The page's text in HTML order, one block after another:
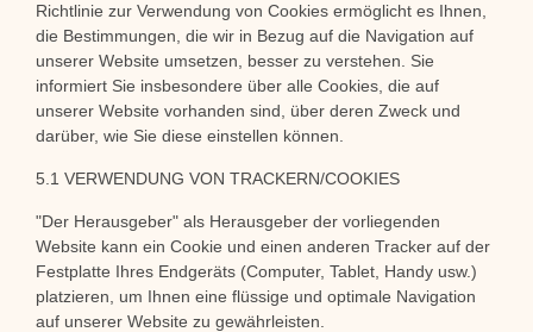
Richtlinie zur Verwendung von Cookies ermöglicht es Ihnen,
die Bestimmungen, die wir in Bezug auf die Navigation auf
unserer Website umsetzen, besser zu verstehen. Sie
informiert Sie insbesondere über alle Cookies, die auf
unserer Website vorhanden sind, über deren Zweck und
darüber, wie Sie diese einstellen können.
5.1 VERWENDUNG VON TRACKERN/COOKIES
"Der Herausgeber" als Herausgeber der vorliegenden
Website kann ein Cookie und einen anderen Tracker auf der
Festplatte Ihres Endgeräts (Computer, Tablet, Handy usw.)
platzieren, um Ihnen eine flüssige und optimale Navigation
auf unserer Website zu gewährleisten.